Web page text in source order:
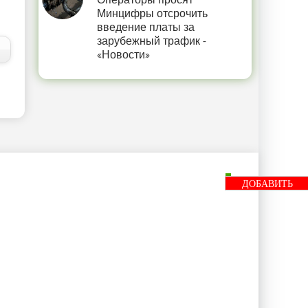
Минцифры отсрочить
введение платы за
зарубежный трафик -
«Новости»
ДОБАВИТЬ